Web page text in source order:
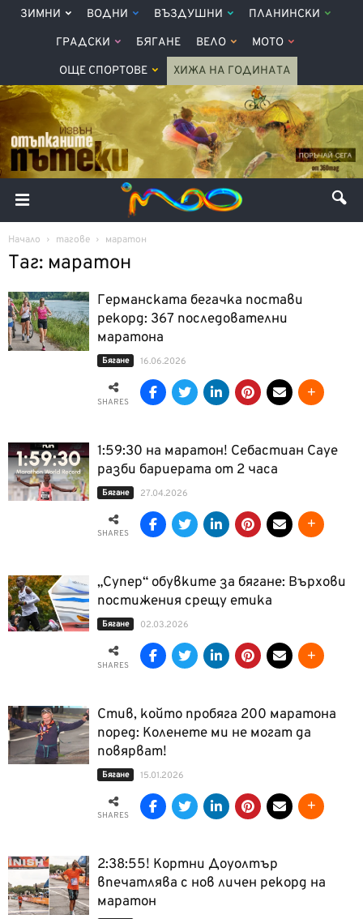
ЗИМНИ ВОДНИ ВЪЗДУШНИ ПЛАНИНСКИ
ГРАДСКИ БЯГАНЕ ВЕЛО МОТО
ОЩЕ СПОРТОВЕ ХИЖА НА ГОДИНАТА
Начало тагове маратон
Таг: маратон
Германската бегачка постави
рекорд: 367 последователни
маратона
Бягане 16.06.2026
SHARES
1:59:30 на маратон! Себастиан Сауе
разби бариерата от 2 часа
Бягане 27.04.2026
SHARES
„Супер“ обувките за бягане: Върхови
постижения срещу етика
Бягане 02.03.2026
SHARES
Стив, който пробяга 200 маратона
поред: Коленете ми не могат да
повярват!
Бягане 15.01.2026
SHARES
2:38:55! Кортни Доуолтър
впечатлява с нов личен рекорд на
маратон